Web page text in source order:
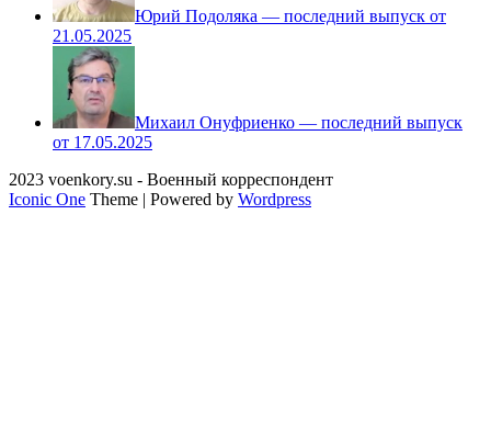
Юрий Подоляка — последний выпуск от
21.05.2025
Михаил Онуфриенко — последний выпуск
от 17.05.2025
2023 voenkory.su - Военный корреспондент
Iconic One Theme | Powered by Wordpress